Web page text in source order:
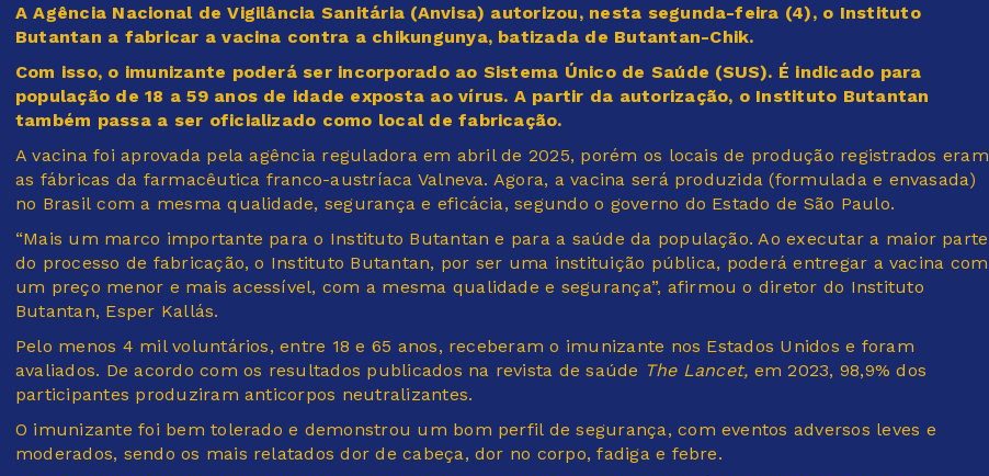
A Agência Nacional de Vigilância Sanitária (Anvisa) autorizou, nesta segunda-feira (4), o Instituto
Butantan a fabricar a vacina contra a chikungunya, batizada de Butantan-Chik.
Com isso, o imunizante poderá ser incorporado ao Sistema Único de Saúde (SUS). É indicado para
população de 18 a 59 anos de idade exposta ao vírus. A partir da autorização, o Instituto Butantan
também passa a ser oficializado como local de fabricação.
A vacina foi aprovada pela agência reguladora em abril de 2025, porém os locais de produção registrados eram
as fábricas da farmacêutica franco-austríaca Valneva. Agora, a vacina será produzida (formulada e envasada)
no Brasil com a mesma qualidade, segurança e eficácia, segundo o governo do Estado de São Paulo.
“Mais um marco importante para o Instituto Butantan e para a saúde da população. Ao executar a maior parte
do processo de fabricação, o Instituto Butantan, por ser uma instituição pública, poderá entregar a vacina com
um preço menor e mais acessível, com a mesma qualidade e segurança”, afirmou o diretor do Instituto
Butantan, Esper Kallás.
Pelo menos 4 mil voluntários, entre 18 e 65 anos, receberam o imunizante nos Estados Unidos e foram
avaliados. De acordo com os resultados publicados na revista de saúde The Lancet, em 2023, 98,9% dos
participantes produziram anticorpos neutralizantes.
O imunizante foi bem tolerado e demonstrou um bom perfil de segurança, com eventos adversos leves e
moderados, sendo os mais relatados dor de cabeça, dor no corpo, fadiga e febre.